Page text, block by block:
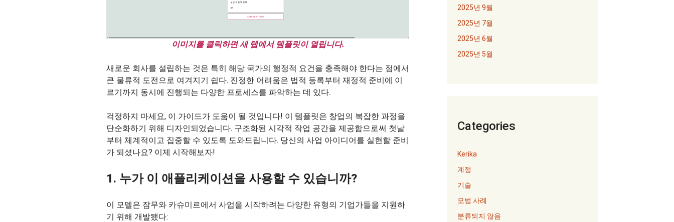
이미지를 클릭하면 새 탭에서 템플릿이 열립니다.
새로운 회사를 설립하는 것은 특히 해당 국가의 행정적 요건을 충족해야 한다는 점에서
큰 물류적 도전으로 여겨지기 쉽다. 진정한 어려움은 법적 등록부터 재정적 준비에 이
르기까지 동시에 진행되는 다양한 프로세스를 파악하는 데 있다.
걱정하지 마세요, 이 가이드가 도움이 될 것입니다! 이 템플릿은 창업의 복잡한 과정을
단순화하기 위해 디자인되었습니다. 구조화된 시각적 작업 공간을 제공함으로써 첫날
부터 체계적이고 집중할 수 있도록 도와드립니다. 당신의 사업 아이디어를 실현할 준비
가 되셨나요? 이제 시작해보자!
1. 누가 이 애플리케이션을 사용할 수 있습니까?
이 모델은 잠무와 카슈미르에서 사업을 시작하려는 다양한 유형의 기업가들을 지원하
기 위해 개발됐다:
2025년 9월
2025년 7월
2025년 6월
2025년 5월
Categories
Kerika
계정
기술
모범 사례
분류되지 않음